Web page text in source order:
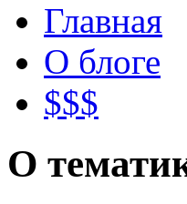
Главная
О блоге
$$$
О